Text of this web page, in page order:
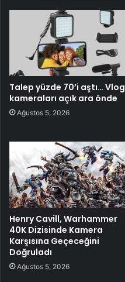
Talep yüzde 70’i aştı… Vlog
kameraları açık ara önde
Ağustos 5, 2026
Henry Cavill, Warhammer
40K Dizisinde Kamera
Karşısına Geçeceğini
Doğruladı
Ağustos 5, 2026